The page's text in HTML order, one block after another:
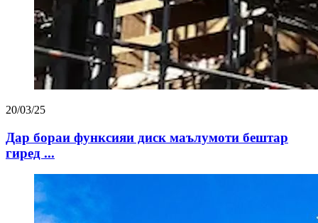
20/03/25
Дар бораи функсияи диск маълумоти бештар
гиред ...